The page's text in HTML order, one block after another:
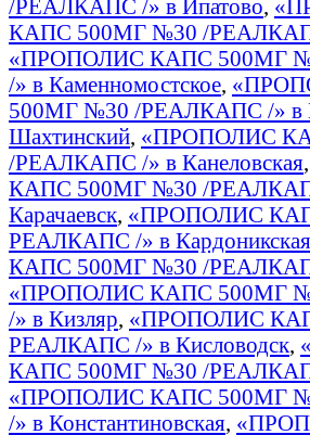
/РЕАЛКАПС /» в Ипатово,
КАПС 500МГ №30 /
«ПРОПОЛИС КАПС 500МГ
/» в Каменномостское,
500МГ №30 /РЕАЛКАПС /» в
Шахтинский, «ПРОПОЛИС
/РЕАЛКАПС /» в Канеловская,
КАПС 500МГ №30 /
Карачаевск, «ПРОПОЛИС
РЕАЛКАПС /» в Кардоникская
КАПС 500МГ №30 /
«ПРОПОЛИС КАПС 500МГ
/» в Кизляр, «ПРОПОЛИС
РЕАЛКАПС /» в Кисловодск,
КАПС 500МГ №30 /
«ПРОПОЛИС КАПС 500МГ
/» в Константиновская,